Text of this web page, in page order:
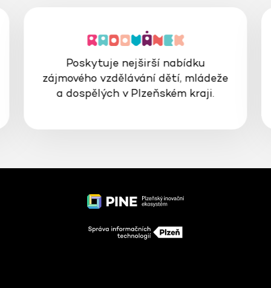
Poskytuje nejširší nabídku
zájmového vzdělávání dětí, mládeže
a dospělých v Plzeňském kraji.